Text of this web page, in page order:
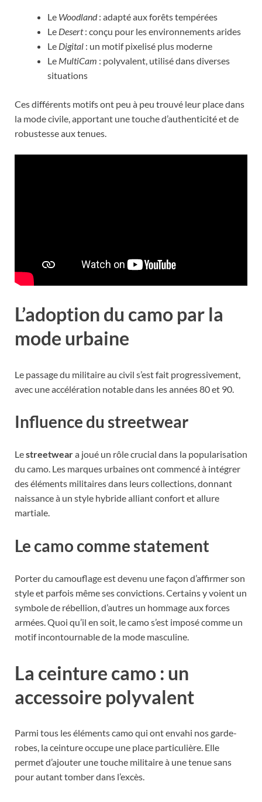
Le Woodland: adapté aux forêts tempérées
Le Desert: conçu pour les environnements arides
Le Digital : un motif pixelisé plus moderne
Le MultiCam : polyvalent, utilisé dans diverses
situations
Ces différents motifs ont peu à peu trouvé leur place dans
la mode civile, apportant une touche d’authenticité et de
robustesse aux tenues.
L’adoption du camo par la
mode urbaine
Le passage du militaire au civil s’est fait progressivement,
avec une accélération notable dans les années 80 et 90.
Influence du streetwear
Lestreetweara joué un rôle crucial dans la popularisation
du camo. Les marques urbaines ont commencé à intégrer
des éléments militaires dans leurs collections, donnant
naissance à un style hybride alliant confort et allure
martiale.
Le camo comme statement
Porter du camouflage est devenu une façon d’affirmer son
style et parfois même ses convictions. Certains y voient un
symbole de rébellion, d’autres un hommage aux forces
armées. Quoi qu’il en soit, le camo s’est imposé comme un
motif incontournable de la mode masculine.
La ceinture camo : un
accessoire polyvalent
Parmi tous les éléments camo qui ont envahi nos garde-
robes, la ceinture occupe une place particulière. Elle
permet d’ajouter une touche militaire à une tenue sans
pour autant tomber dans l’excès.